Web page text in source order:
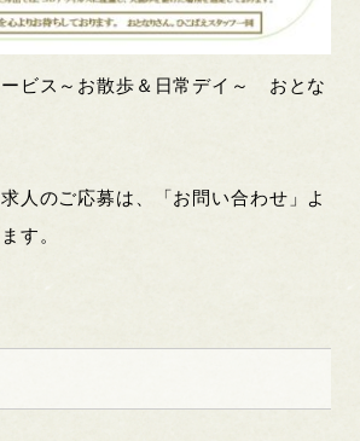
ビス～お散歩＆日常デイ～ おとな
人のご応募は、「お問い合わせ」よ
す。